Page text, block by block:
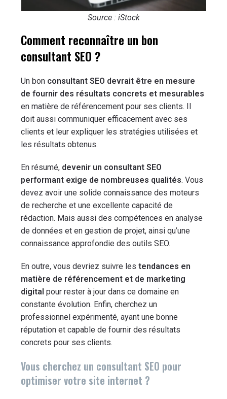
Source : iStock
Comment reconnaître un bon
consultant SEO ?
Un bon consultant SEO devrait être en mesure
de fournir des résultats concrets et mesurables
en matière de référencement pour ses clients. Il
doit aussi communiquer efficacement avec ses
clients et leur expliquer les stratégies utilisées et
les résultats obtenus.
En résumé, devenir un consultant SEO
performant exige de nombreuses qualités. Vous
devez avoir une solide connaissance des moteurs
de recherche et une excellente capacité de
rédaction. Mais aussi des compétences en analyse
de données et en gestion de projet, ainsi qu’une
connaissance approfondie des outils SEO.
En outre, vous devriez suivre lestendances en
matière de référencement et de marketing
digital pour rester à jour dans ce domaine en
constante évolution. Enfin, cherchez un
professionnel expérimenté, ayant une bonne
réputation et capable de fournir des résultats
concrets pour ses clients.
Vous cherchez un consultant SEO pour
optimiser votre site internet ?